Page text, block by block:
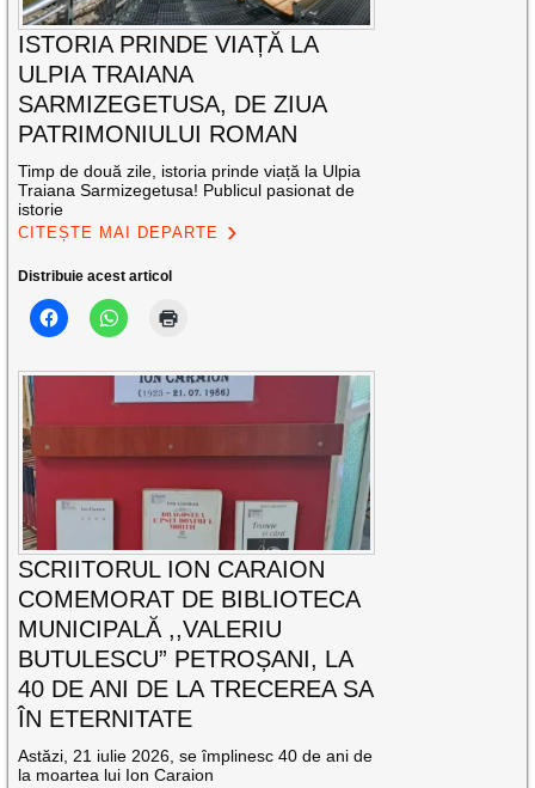
ISTORIA PRINDE VIAȚĂ LA
ULPIA TRAIANA
SARMIZEGETUSA, DE ZIUA
PATRIMONIULUI ROMAN
Timp de două zile, istoria prinde viață la Ulpia
Traiana Sarmizegetusa! Publicul pasionat de
istorie
CITEȘTE MAI DEPARTE
Distribuie acest articol
SCRIITORUL ION CARAION
COMEMORAT DE BIBLIOTECA
MUNICIPALĂ ,,VALERIU
BUTULESCU” PETROȘANI, LA
40 DE ANI DE LA TRECEREA SA
ÎN ETERNITATE
Astăzi, 21 iulie 2026, se împlinesc 40 de ani de
la moartea lui Ion Caraion